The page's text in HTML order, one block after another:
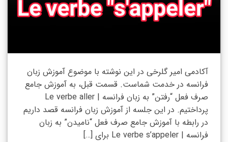
آکادمی امیر گلرخی در این نوشته با موضوع آموزش زبان
فرانسه در خدمت شماست. قسمت قبل، به آموزش جامع
صرف فعل “رفتن” به زبان فرانسه | Le verbe aller
پرداختیم. در این جلسه از آموزش زبان فرانسه قصد داریم
در رابطه با آموزش جامع صرف فعل “نامیدن” به زبان
فرانسه | Le verbe s’appeler برای […]